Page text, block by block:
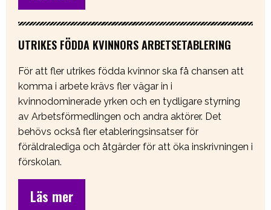
UTRIKES FÖDDA KVINNORS ARBETSETABLERING
För att fler utrikes födda kvinnor ska få chansen att
komma i arbete krävs fler vägar in i
kvinnodominerade yrken och en tydligare styrning
av Arbetsförmedlingen och andra aktörer. Det
behövs också fler etableringsinsatser för
föräldralediga och åtgärder för att öka inskrivningen i
förskolan.
Läs mer